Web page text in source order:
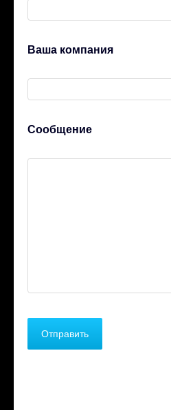
Ваша компания
Сообщение